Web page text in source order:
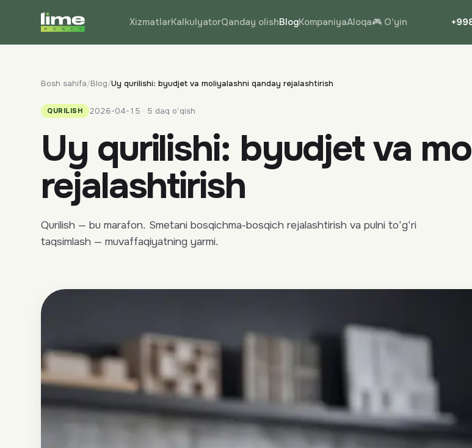
XizmatlarKalkulyatorQanday olishBlogKompaniyaAloqa🎮 O'yin
Bosh sahifa/Blog/Uy qurilishi: byudjet va moliyalashni qanday rejalashtirish
QURILISH 2026-04-15 · 5 daq o'qish
Uy qurilishi: byudjet va
rejalashtirish
Qurilish — bu marafon. Smetani bosqichma-bosqich rejalashtirish va pulni to'g'ri
taqsimlash — muvaffaqiyatning yarmi.